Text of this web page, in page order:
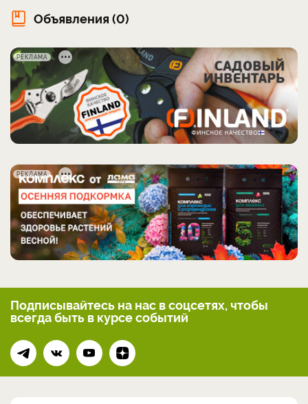
Объявления (0)
РЕКЛАМА
РЕКЛАМА
Подписывайтесь на нас в соцсетях, чтобы
всегдабыть в курсе событий